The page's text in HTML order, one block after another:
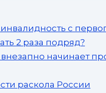
с
2 раза подряд?
начинает
раскола России